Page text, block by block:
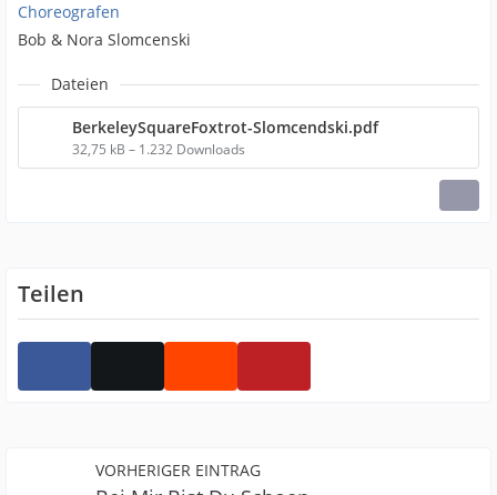
Choreografen
Bob & Nora Slomcenski
Dateien
BerkeleySquareFoxtrot-Slomcendski.pdf
32,75 kB – 1.232 Downloads
Teilen
VORHERIGER EINTRAG